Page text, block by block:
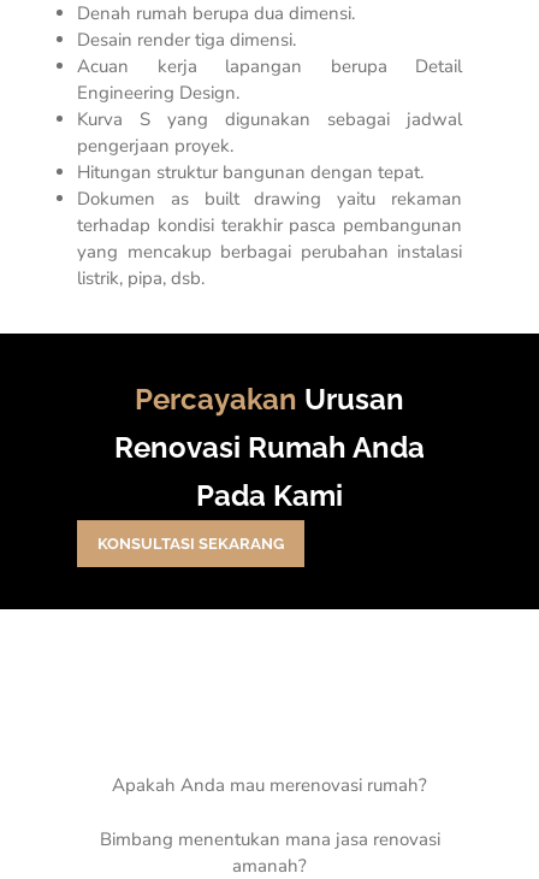
Denah rumah berupa dua dimensi.
Desain render tiga dimensi.
Acuan kerja lapangan berupa Detail
Engineering Design.
Kurva S yang digunakan sebagai jadwal
pengerjaan proyek.
Hitungan struktur bangunan dengan tepat.
Dokumen as built drawing yaitu rekaman
terhadap kondisi terakhir pasca pembangunan
yang mencakup berbagai perubahan instalasi
listrik, pipa, dsb.
Percayakan Urusan
Renovasi Rumah Anda
Pada Kami
KONSULTASI SEKARANG
Apakah Anda mau merenovasi rumah?
Bimbang menentukan mana jasa renovasi
amanah?